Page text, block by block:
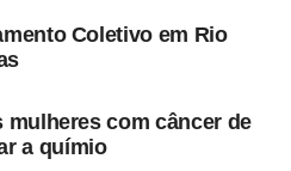
Coletivo em Rio
mulheres com câncer de
a químio